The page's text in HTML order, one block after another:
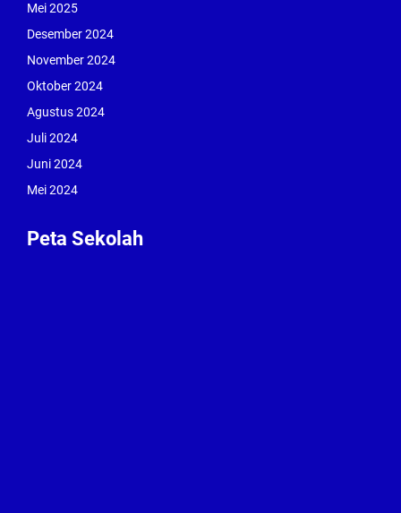
Mei 2025
Desember 2024
November 2024
Oktober 2024
Agustus 2024
Juli 2024
Juni 2024
Mei 2024
Peta Sekolah